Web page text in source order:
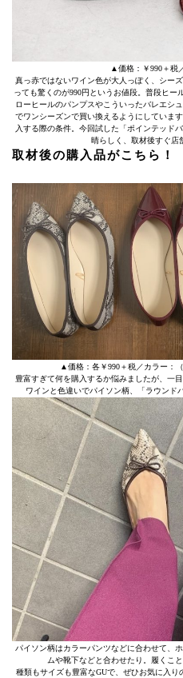
▲価格：￥990＋税
真っ赤ではないワイン色が大人っぽく、シー
っても驚くのが990円というお値段。普段ヒー
ローヒールのパンプスやこういったバレエシ
でワンシーズンで買い換えるようにしていま
入する際の条件。今回試した「ポインテッド
晴らしく、取材後すぐ店
取材後の購入品がこちら！
▲価格：各￥990＋税／カラー：
豊富すぎて何を購入するか悩みましたが、一
ワインと色違いでパイソン柄、「ラウンド
パイソン柄はカラーパンツなどに合わせて、
ムや靴下などと合わせたり。履くこ
種類もサイズも豊富なGUで、ぜひお気に入